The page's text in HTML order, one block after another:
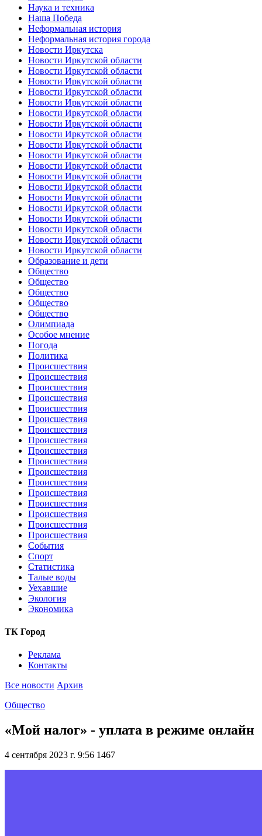
Наука и техника
Наша Победа
Неформальная история
Неформальная история города
Новости Иркутска
Новости Иркутской области
Новости Иркутской области
Новости Иркутской области
Новости Иркутской области
Новости Иркутской области
Новости Иркутской области
Новости Иркутской области
Новости Иркутской области
Новости Иркутской области
Новости Иркутской области
Новости Иркутской области
Новости Иркутской области
Новости Иркутской области
Новости Иркутской области
Новости Иркутской области
Новости Иркутской области
Новости Иркутской области
Новости Иркутской области
Новости Иркутской области
Образование и дети
Общество
Общество
Общество
Общество
Общество
Олимпиада
Особое мнение
Погода
Политика
Происшествия
Происшествия
Происшествия
Происшествия
Происшествия
Происшествия
Происшествия
Происшествия
Происшествия
Происшествия
Происшествия
Происшествия
Происшествия
Происшествия
Происшествия
Происшествия
Происшествия
События
Спорт
Статистика
Талые воды
Уехавшие
Экология
Экономика
ТК Город
Реклама
Контакты
Все новости Архив
Общество
«Мой налог» - уплата в режиме онлайн
4 сентября 2023 г. 9:56 1467